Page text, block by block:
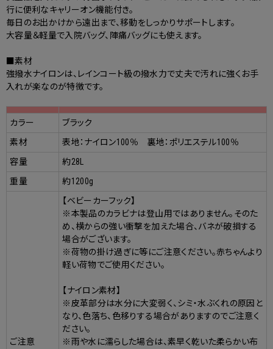
行に便利なキャリーオン機能付き。
毎日のお出かけから遠出まで、移動をしっかりサポートします。
大容量＆軽量で入院バッグ、陣痛バッグにも使えます。
■素材
強撥水ナイロンは、レインコート級の撥水力で丈夫で汚れに強くお手
入れが楽なのが特徴です。
カラー
ブラック
素材
表地：ナイロン100％ 裏地：ポリエステル100％
容量
約28L
重量
約1200g
ご注意
【ベビーカーフック】
※本製品のカラビナは登山用ではありません。そのた
め、横からの強い衝撃を加えた場合、バネが破損する
場合がございます。
※荷物の掛け過ぎに等にご注意ください。赤ちゃんより
軽い荷物でご使用ください。
【ナイロン素材】
※皮革部分は水分に大変弱く、シミ・水ぶくれの原因と
なり、色落ち、色移りする場合がありますのでご注意く
ださい。
※雨や水に濡らした場合は、素早く乾いた柔らかい布